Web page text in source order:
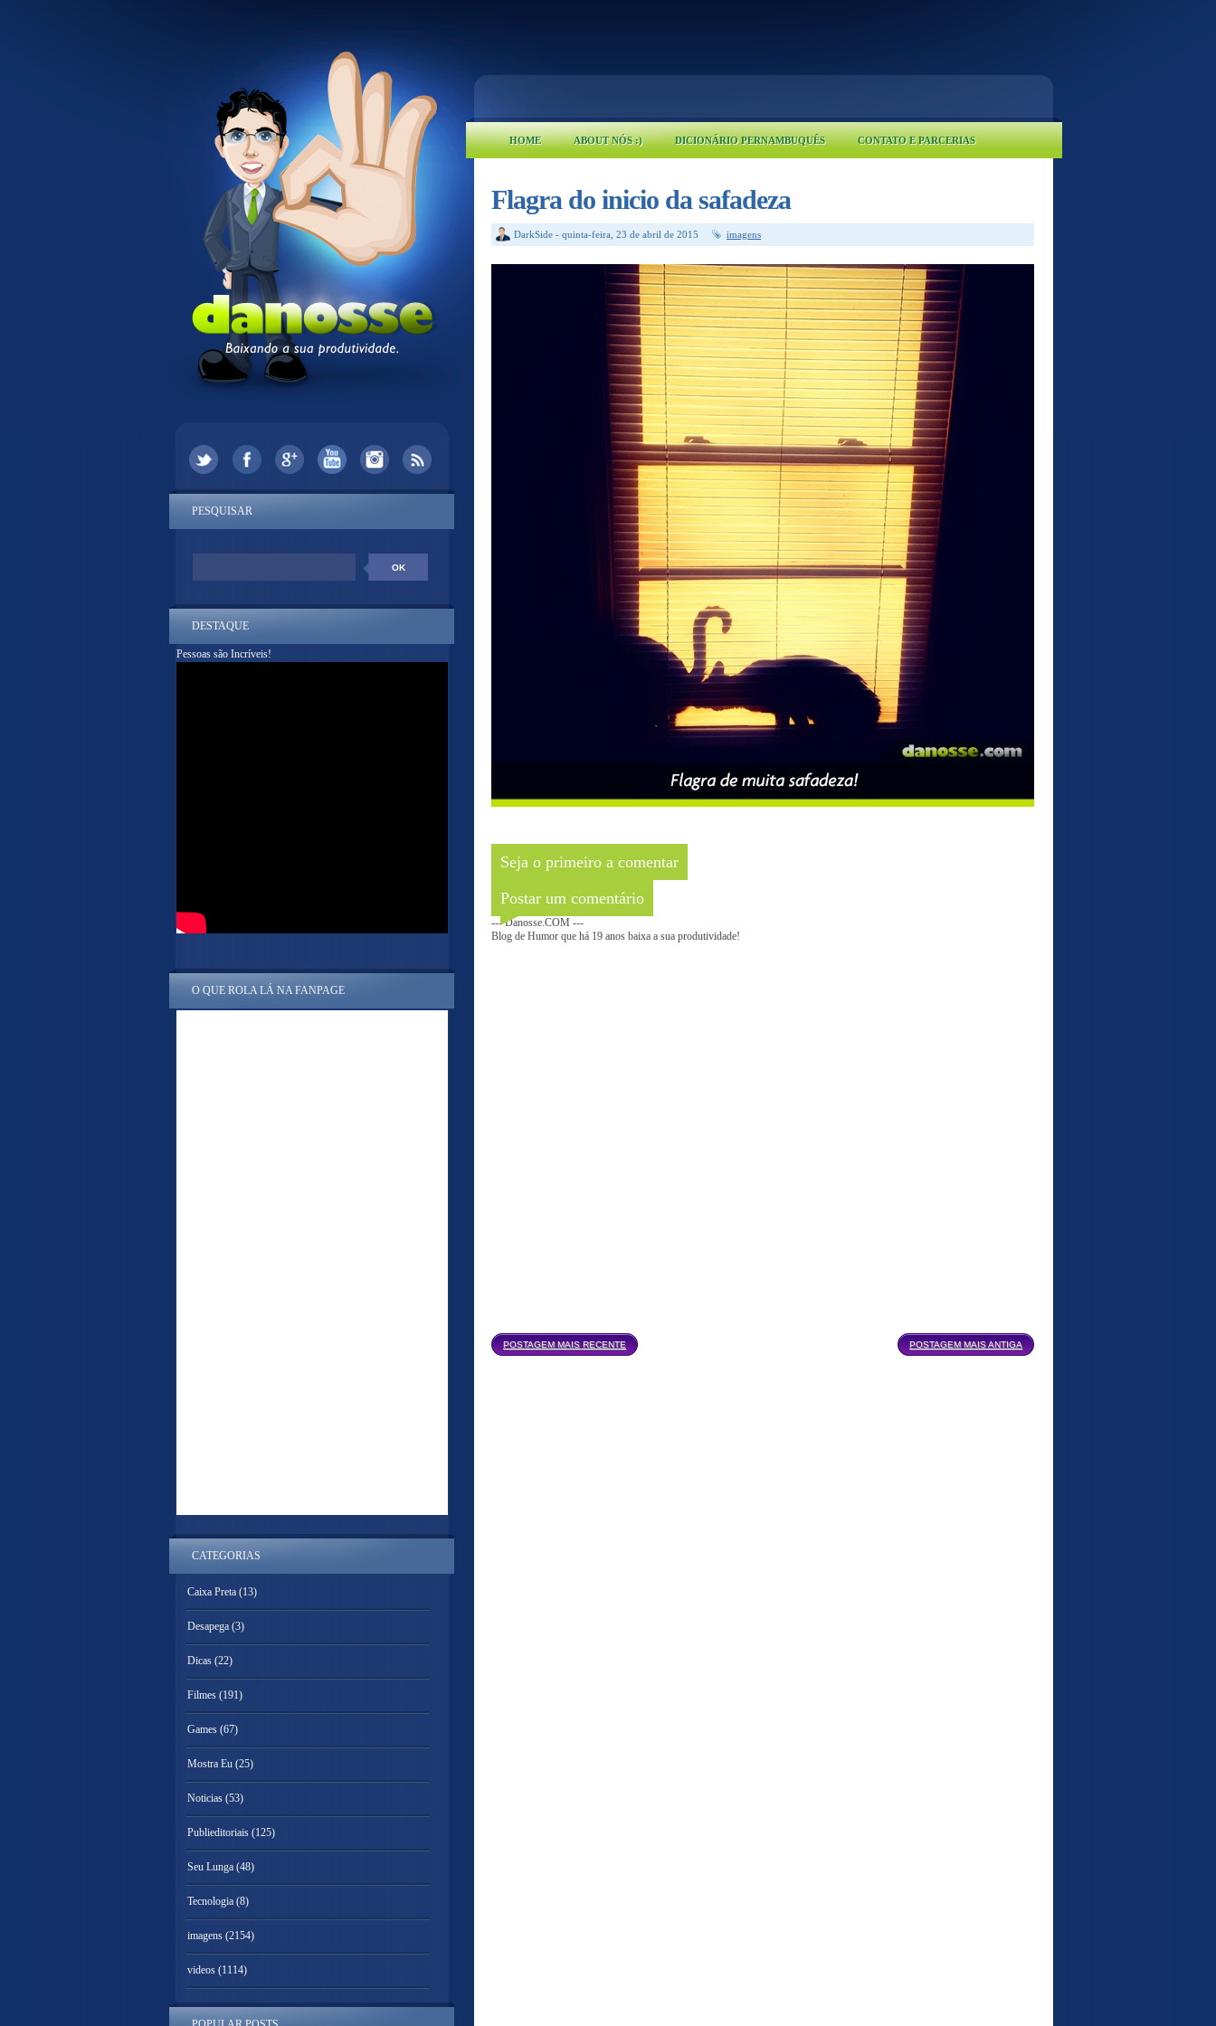
HOME ABOUT NÓS :) DICIONÁRIO PERNAMBUQUÊS CONTATO E PARCERIAS
Flagra do inicio da safadeza
DarkSide - quinta-feira, 23 de abril de 2015 imagens
Seja o primeiro a comentar
Postar um comentário
--- Danosse.COM ---
Blog de Humor que há 19 anos baixa a sua produtividade!
POSTAGEM MAIS RECENTE POSTAGEM MAIS ANTIGA
PESQUISAR
DESTAQUE
Pessoas são Incríveis!
O QUE ROLA LÁ NA FANPAGE
CATEGORIAS
Caixa Preta (13)
Desapega (3)
Dicas (22)
Filmes (191)
Games (67)
Mostra Eu (25)
Noticias (53)
Publieditoriais (125)
Seu Lunga (48)
Tecnologia (8)
imagens (2154)
videos (1114)